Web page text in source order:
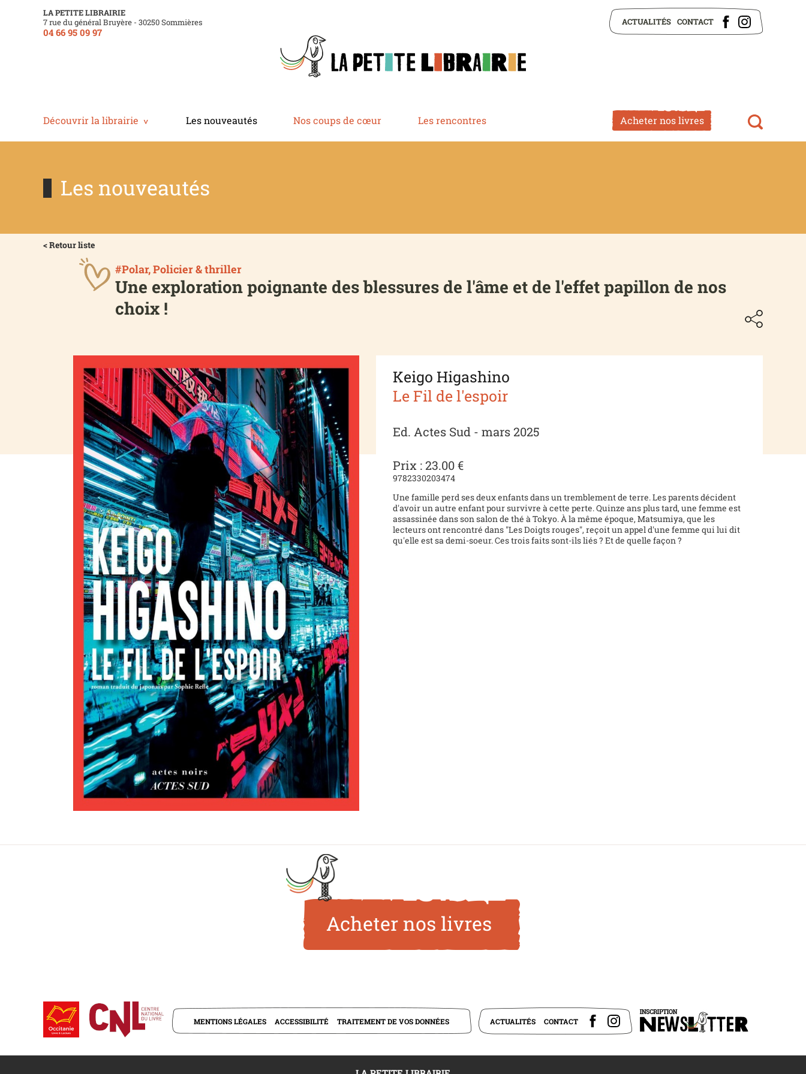
LA PETITE LIBRAIRIE
7 rue du général Bruyère - 30250 Sommières
04 66 95 09 97
ACTUALITÉS CONTACT
Découvrir la librairie Les nouveautés Nos coups de cœur Les rencontres Acheter nos livres
Les nouveautés
< Retour liste
#Polar, Policier & thriller
Une exploration poignante des blessures de l'âme et de l'effet papillon de nos
choix !
Keigo Higashino
Le Fil de l'espoir
Ed. Actes Sud - mars 2025
Prix : 23.00 €
9782330203474
Une famille perd ses deux enfants dans un tremblement de terre. Les parents décident
d'avoir un autre enfant pour survivre à cette perte. Quinze ans plus tard, une femme est
assassinée dans son salon de thé à Tokyo. À la même époque, Matsumiya, que les
lecteurs ont rencontré dans "Les Doigts rouges", reçoit un appel d'une femme qui lui dit
qu'elle est sa demi-soeur. Ces trois faits sont-ils liés ? Et de quelle façon ?
Acheter nos livres
MENTIONS LÉGALES ACCESSIBILITÉ TRAITEMENT DE VOS DONNÉES ACTUALITÉS CONTACT